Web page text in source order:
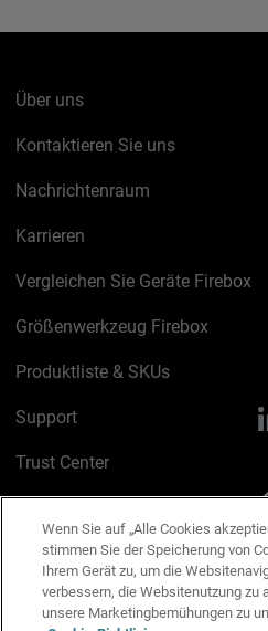
Über uns
Kontaktieren Sie uns
Nachrichtenraum
Karrieren
Vergleichen Sie Geräte Firebox
Größenwerkzeug Firebox
Produktliste & SKUs
Support
Trust Center
Cookie-Richtlinie
Datenschutzrichtlinie
Wenn Sie auf „Alle Cookies
stimmen Sie der Speicherung von
Ihrem Gerät zu, um die
verbessern, die Websitenutzung zu
unsere Marketingbemühungen zu